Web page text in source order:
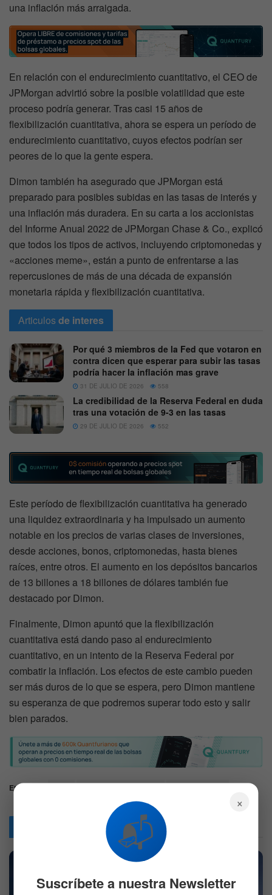
una inflación más arraigada.
En relación con el endurecimiento cuantitativo, el CEO de
JPMorgan advirtió sobre la posible volatilidad que este
proceso podría generar. Tras casi 15 años de
flexibilización cuantitativa, ahora se espera un período de
endurecimiento cuantitativo, cuyos efectos podrían ser
peores de lo que la gente espera.
Dimon también ha asegurado que JPMorgan está
preparado para posibles subidas en las tasas de interés y
una inflación más duradera. En su carta a los accionistas
del Informe Anual 2022 de JPMorgan Chase & Co., explicó
que todos los tipos de activos, incluyendo criptomonedas y
«acciones meme», están a punto de enfrentarse a las
repercusiones de más de una década de expansión
monetaria rápida y flexibilización cuantitativa.
Articulosde interes
Por qué 3 miembros de la Fed que votaron en
contra dicen que esperar para subir las tasas
podría hacer la inflación mas grave
31 DE JULIO DE 2026 558
La credibilidad de la Reserva Federal en duda
tras una votación de 9-3 en las tasas
29 DE JULIO DE 2026 552
Este período de flexibilización cuantitativa ha generado
una liquidez extraordinaria y ha impulsado un aumento
notable en los precios de varias clases de inversiones,
desde acciones, bonos, criptomonedas, hasta bienes
raíces, entre otros. El aumento en los depósitos bancarios
de 13 billones a 18 billones de dólares también fue
destacado por Dimon.
Finalmente, Dimon apuntó que la flexibilización
cuantitativa está dando paso al endurecimiento
cuantitativo, en un intento de la Reserva Federal por
combatir la inflación. Los efectos de este cambio pueden
ser más duros de lo que se espera, pero Dimon mantiene
su esperanza de que podremos superar todo esto y salir
bien parados.
Etiquetas:
Relacionados
×
📬
Suscríbete a nuestra Newsletter